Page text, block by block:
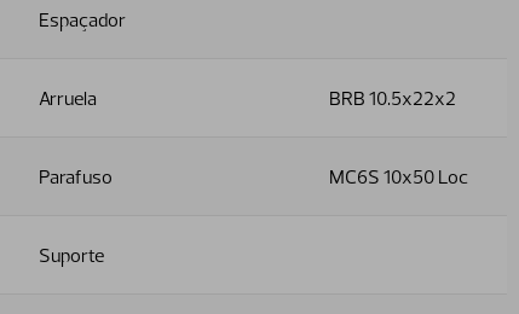
Espaçador
Arruela BRB 10.5x22x2
Parafuso MC6S 10x50 Loc
Suporte